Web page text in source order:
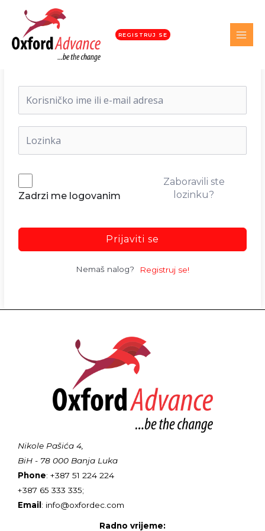
REGISTRUJ SE
Dobrodošli nazad!
Zadrzi me logovanim
Zaboravili ste
lozinku?
Prijaviti se
Nemaš nalog? Registruj se!
Nikole Pašića 4,
BiH - 78 000 Banja Luka
Phone: +387 51 224 224
+387 65 333 335;
Email: info@oxfordec.com
Radno vrijeme: